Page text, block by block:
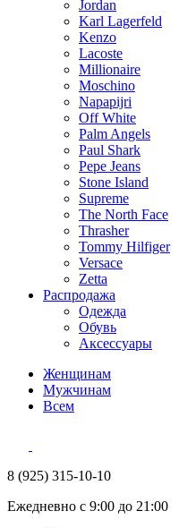
Jordan
Karl Lagerfeld
Kenzo
Lacoste
Millionaire
Moschino
Napapijri
Off White
Palm Angels
Paul Shark
Pepe Jeans
Stone Island
Supreme
The North Face
Thrasher
Tommy Hilfiger
Versace
Zetta
Распродажа
Одежда
Обувь
Аксессуары
Женщинам
Мужчинам
Всем
8 (925) 315-10-10
Ежедневно с 9:00 до 21:00